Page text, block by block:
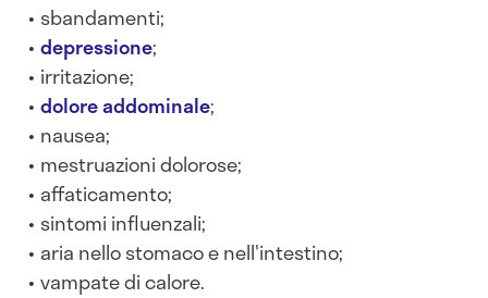
sbandamenti;
depressione;
irritazione;
dolore addominale;
nausea;
mestruazioni dolorose;
affaticamento;
sintomi influenzali;
aria nello stomaco e nell'intestino;
vampate di calore.